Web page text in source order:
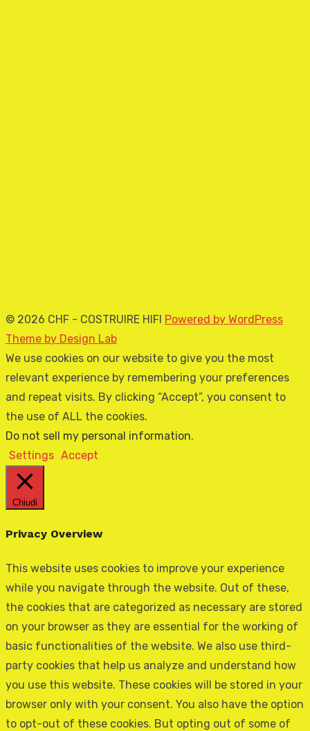
© 2026 CHF - COSTRUIRE HIFI Powered by WordPress
Theme by Design Lab
We use cookies on our website to give you the most
relevant experience by remembering your preferences
and repeat visits. By clicking “Accept”, you consent to
the use of ALL the cookies.
Do not sell my personal information.
Settings Accept
Chiudi
Privacy Overview
This website uses cookies to improve your experience
while you navigate through the website. Out of these,
the cookies that are categorized as necessary are stored
on your browser as they are essential for the working of
basic functionalities of the website. We also use third-
party cookies that help us analyze and understand how
you use this website. These cookies will be stored in your
browser only with your consent. You also have the option
to opt-out of these cookies. But opting out of some of